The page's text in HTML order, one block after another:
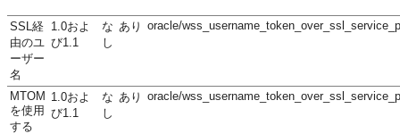
SSL経
由のユ
ーザー
名
1.0およ
び1.1
な
し
あり oracle/
MTOM
を使用
する
1.0およ
び1.1
な
し
あり oracle/